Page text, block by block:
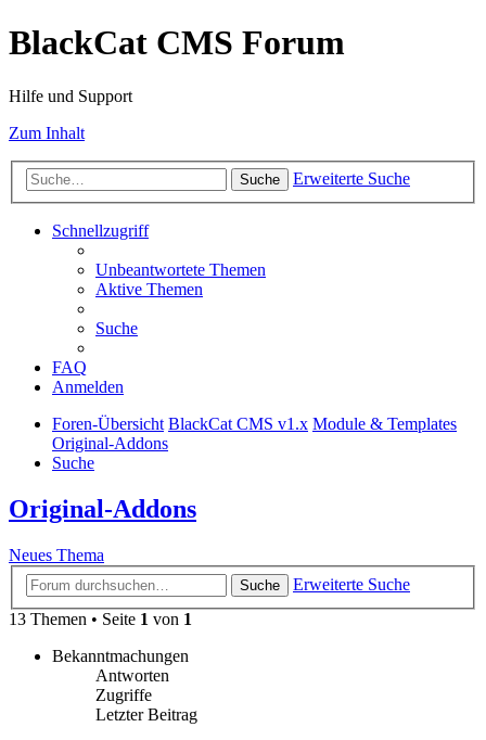
BlackCat CMS Forum
Hilfe und Support
Zum Inhalt
Suche Erweiterte Suche
Schnellzugriff
Unbeantwortete Themen
Aktive Themen
Suche
FAQ
Anmelden
Foren-Übersicht BlackCat CMS v1.x Module & Templates
Original-Addons
Suche
Original-Addons
Neues Thema
Suche
Erweiterte Suche
13 Themen • Seite 1 von 1
Bekanntmachungen
Antworten
Zugriffe
Letzter Beitrag